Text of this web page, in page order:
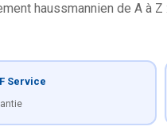
haussmannien de A à
Service